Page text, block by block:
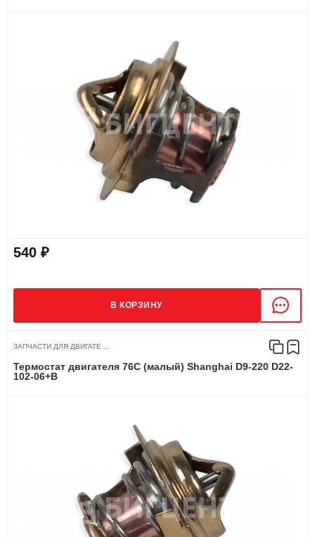
540 ₽
В КОРЗИНУ
ЗАПЧАСТИ ДЛЯ ДВИГАТЕ ...
Термостат двигателя 76C (малый) Shanghai D9-220 D22-
102-06+B